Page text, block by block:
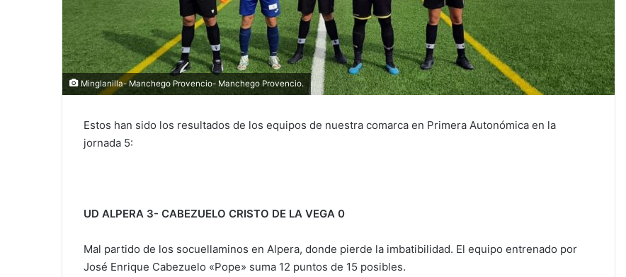
Minglanilla- Manchego Provencio- Manchego Provencio.
Estos han sido los resultados de los equipos de nuestra comarca en Primera Autonómica en la
jornada 5:
UD ALPERA 3- CABEZUELO CRISTO DE LA VEGA 0
Mal partido de los socuellaminos en Alpera, donde pierde la imbatibilidad. El equipo entrenado por
José Enrique Cabezuelo «Pope» suma 12 puntos de 15 posibles.